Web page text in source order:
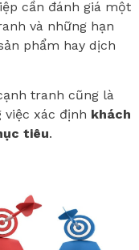
cần đánh giá một
và những hạn
phẩm hay dịch
tranh cũng là
xác định khách
tiêu.